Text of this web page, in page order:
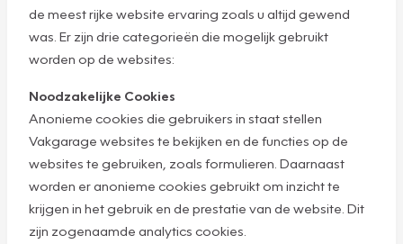
de meest rijke website ervaring zoals u altijd gewend
was. Er zijn drie categorieën die mogelijk gebruikt
worden op de websites:
Noodzakelijke Cookies
Anonieme cookies die gebruikers in staat stellen
Vakgarage websites te bekijken en de functies op de
websites te gebruiken, zoals formulieren. Daarnaast
worden er anonieme cookies gebruikt om inzicht te
krijgen in het gebruik en de prestatie van de website. Dit
zijn zogenaamde analytics cookies.